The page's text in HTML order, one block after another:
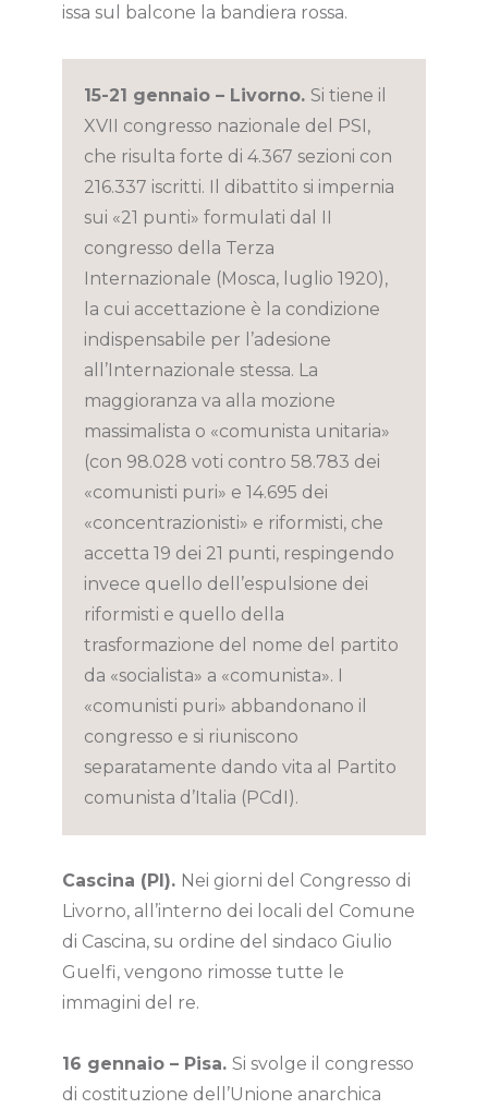
issa sul balcone la bandiera rossa.
15-21 gennaio – Livorno. Si tiene il
XVII congresso nazionale del PSI,
che risulta forte di 4.367 sezioni con
216.337 iscritti. Il dibattito si impernia
sui «21 punti» formulati dal II
congresso della Terza
Internazionale (Mosca, luglio 1920),
la cui accettazione è la condizione
indispensabile per l’adesione
all’Internazionale stessa. La
maggioranza va alla mozione
massimalista o «comunista unitaria»
(con 98.028 voti contro 58.783 dei
«comunisti puri» e 14.695 dei
«concentrazionisti» e riformisti, che
accetta 19 dei 21 punti, respingendo
invece quello dell’espulsione dei
riformisti e quello della
trasformazione del nome del partito
da «socialista» a «comunista». I
«comunisti puri» abbandonano il
congresso e si riuniscono
separatamente dando vita al Partito
comunista d’Italia (PCdI).
Cascina (PI). Nei giorni del Congresso di
Livorno, all’interno dei locali del Comune
di Cascina, su ordine del sindaco Giulio
Guelfi, vengono rimosse tutte le
immagini del re.
16 gennaio – Pisa. Si svolge il congresso
di costituzione dell’Unione anarchica